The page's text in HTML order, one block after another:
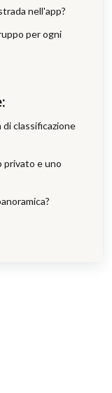
nell'app?
per ogni
classificazione
privato e uno